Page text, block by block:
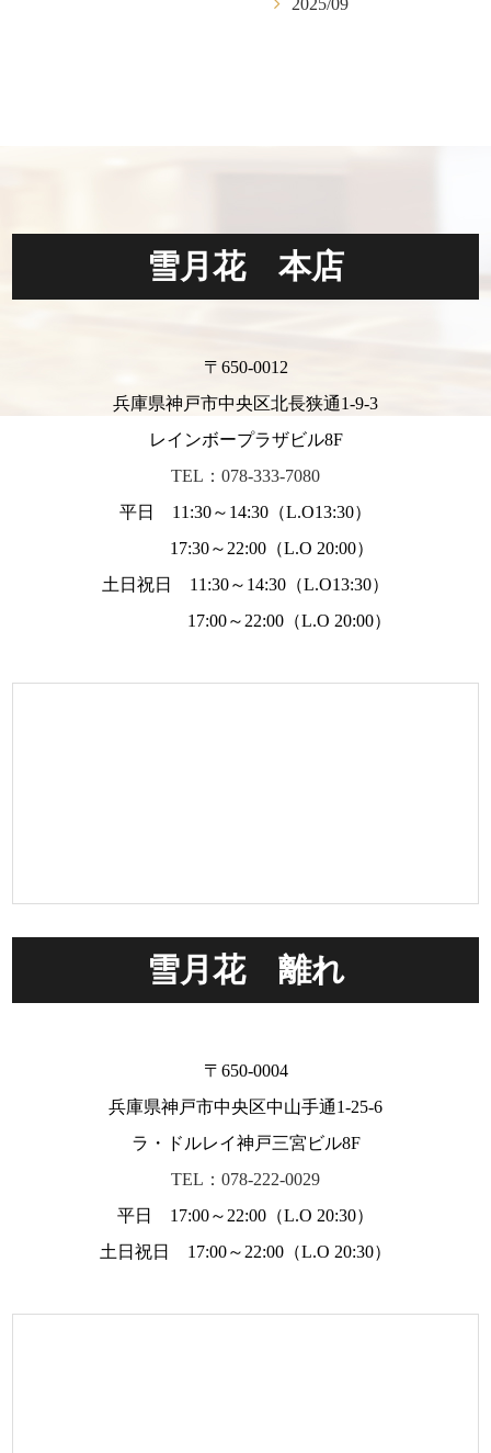
雪月花 本店
〒650-0012
兵庫県神戸市中央区北長狭通1-9-3
レインボープラザビル8F
TEL：078-333-7080
平日 11:30～14:30（L.O13:30）
17:30～22:00（L.O 20:00）
土日祝日 11:30～14:30（L.O13:30）
17:00～22:00（L.O 20:00）
雪月花 離れ
〒650-0004
兵庫県神戸市中央区中山手通1-25-6
ラ・ドルレイ神戸三宮ビル8F
TEL：078-222-0029
平日 17:00～22:00（L.O 20:30）
土日祝日 17:00～22:00（L.O 20:30）